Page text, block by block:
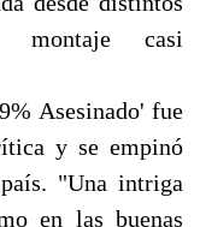
casi
Asesinado' fue
y se empinó
"Una intriga
en las buenas